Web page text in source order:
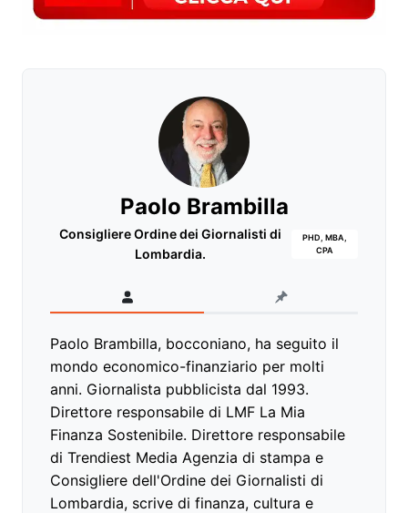
Paolo Brambilla
Consigliere Ordine dei Giornalisti di
Lombardia.
PHD, MBA,
CPA
Paolo Brambilla, bocconiano, ha seguito il
mondo economico-finanziario per molti
anni. Giornalista pubblicista dal 1993.
Direttore responsabile di LMF La Mia
Finanza Sostenibile. Direttore responsabile
di Trendiest Media Agenzia di stampa e
Consigliere dell'Ordine dei Giornalisti di
Lombardia, scrive di finanza, cultura e